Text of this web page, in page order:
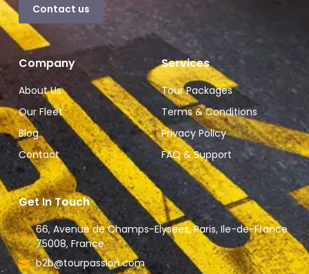
Contact us
Company
About Us
Our Fleet
Blog
Contact
Services
Tour Packages
Terms & Conditions
Privacy Policy
FAQ & Support
Get In Touch
66, Avenue de Champs-Elysees, Paris, Ile-de-France
75008, France.
b2b@tourpassion.com